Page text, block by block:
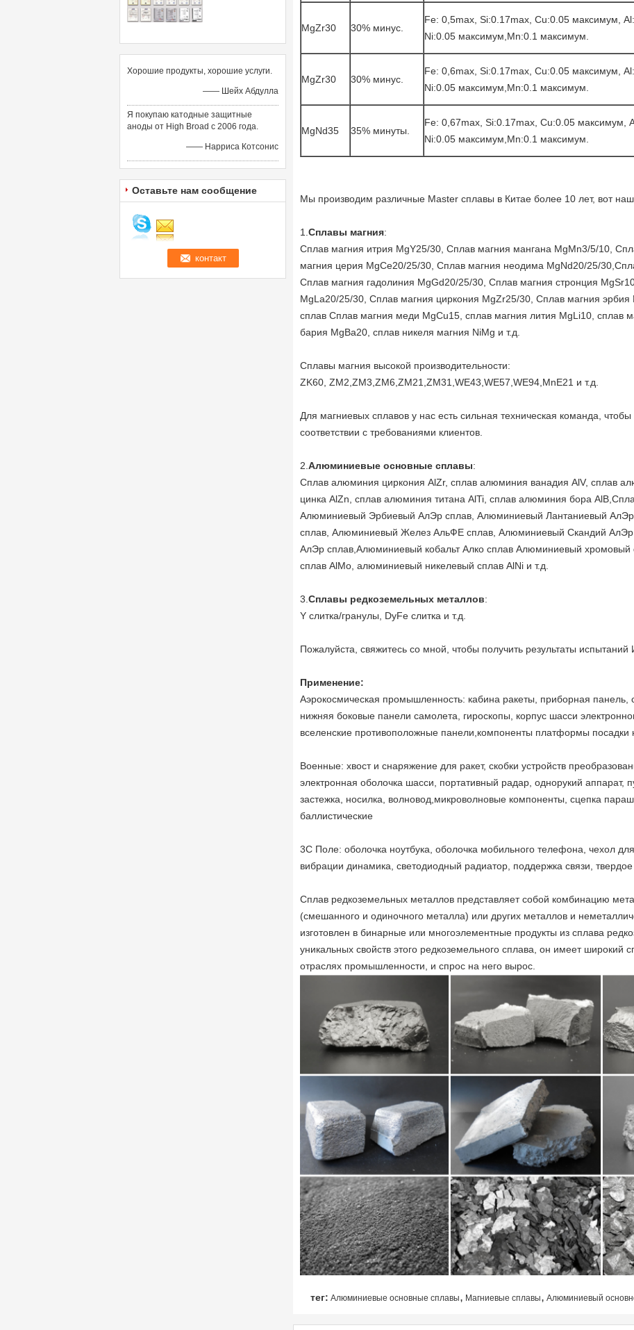
Хорошие продукты, хорошие услуги.
—— Шейх Абдулла
Я покупаю катодные защитные
аноды от High Broad с 2006 года.
—— Нарриса Котсонис
Оставьте нам сообщение
MgZr30 30% минус.
Fe: 0,5max, Si:0.17max, Cu:0.05 максимум,
Ni:0.05 максимум,Mn:0.1 максимум.
MgZr30 30% минус.
Fe: 0,6max, Si:0.17max, Cu:0.05 максимум,
Ni:0.05 максимум,Mn:0.1 максимум.
MgNd35 35% минуты.
Fe: 0,67max, Si:0.17max, Cu:0.05 максимум,
Ni:0.05 максимум,Mn:0.1 максимум.
Мы производим различные Master сплавы в Китае более 10 лет, вот
1. Сплавы магния:
Сплав магния итрия MgY25/30, Сплав магния мангана MgMn3/5/10,
магния церия MgCe20/25/30, Сплав магния неодима MgNd20/25/
Сплав магния гадолиния MgGd20/25/30, Сплав магния стронция
MgLa20/25/30, Сплав магния циркония MgZr25/30, Сплав магния
сплав Сплав магния меди MgCu15, сплав магния лития MgLi10, сплав
бария MgBa20, сплав никеля магния NiMg и т.д.
Сплавы магния высокой производительности:
ZK60, ZM2,ZM3,ZM6,ZM21,ZM31,WE43,WE57,WE94,MnE21 и т.д.
Для магниевых сплавов у нас есть сильная техническая команда,
соответствии с требованиями клиентов.
2. Алюминиевые основные сплавы:
Сплав алюминия циркония AlZr, сплав алюминия ванадия AlV, сплав
цинка AlZn, сплав алюминия титана AlTi, сплав алюминия бора
Алюминиевый Эрбиевый АлЭр сплав, Алюминиевый Лантаниевый
сплав, Алюминиевый Желез АльФЕ сплав, Алюминиевый Скандий
АлЭр сплав,Алюминиевый кобальт Алко сплав Алюминиевый
сплав AlMo, алюминиевый никелевый сплав AlNi и т.д.
3. Сплавы редкоземельных металлов:
Y слитка/гранулы, DyFe слитка и т.д.
Пожалуйста, свяжитесь со мной, чтобы получить результаты
Применение:
Аэрокосмическая промышленность: кабина ракеты, приборная панель,
нижняя боковые панели самолета, гироскопы, корпус шасси
вселенские противоположные панели,компоненты платформы посадки
Военные: хвост и снаряжение для ракет, скобки устройств
электронная оболочка шасси, портативный радар, однорукий аппарат,
застежка, носилка, волновод,микроволновые компоненты, сцепка
баллистические
3C Поле: оболочка ноутбука, оболочка мобильного телефона, чехол
вибрации динамика, светодиодный радиатор, поддержка связи, твердое
Сплав редкоземельных металлов представляет собой комбинацию
(смешанного и одиночного металла) или других металлов и
изготовлен в бинарные или многоэлементные продукты из сплава
уникальных свойств этого редкоземельного сплава, он имеет широкий
отраслях промышленности, и спрос на него вырос.
тег: Алюминиевые основные сплавы, Магниевые сплавы, Алюминиевый